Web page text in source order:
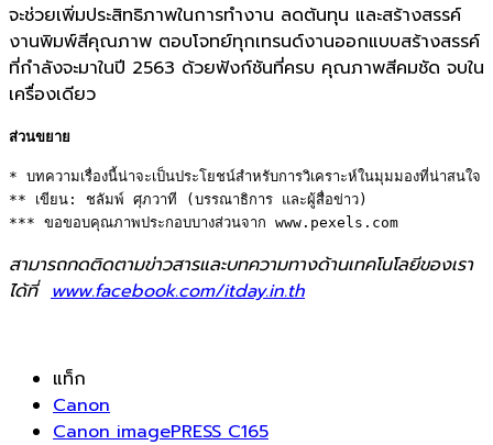
จะช่วยเพิ่มประสิทธิภาพในการทำงาน ลดต้นทุน และสร้างสรรค์
งานพิมพ์สีคุณภาพ ตอบโจทย์ทุกเทรนด์งานออกแบบสร้างสรรค์
ที่กำลังจะมาในปี 2563 ด้วยฟังก์ชันที่ครบ คุณภาพสีคมชัด จบใน
เครื่องเดียว
ส่วนขยาย
* บทความเรื่องนี้น่าจะเป็นประโยชน์สำหรับการวิเคราะห์ในมุมมองที่น่าสนใจ
** เขียน: ชลัมพ์ ศุภวาที (บรรณาธิการ และผู้สื่อข่าว)
*** ขอขอบคุณภาพประกอบบางส่วนจาก www.pexels.com
สามารถกดติดตามข่าวสารและบทความทางด้านเทคโนโลยีของเรา
ได้ที่ www.facebook.com/itday.in.th
แท็ก
Canon
Canon imagePRESS C165